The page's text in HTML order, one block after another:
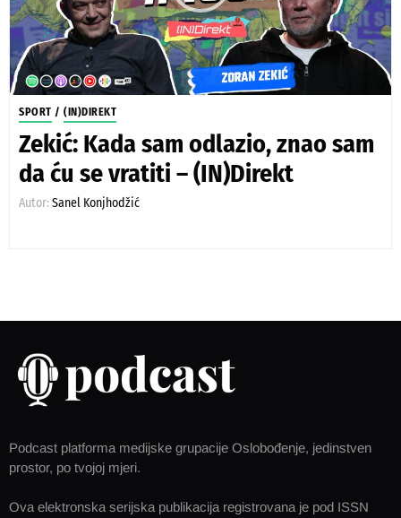
SPORT / (IN)DIREKT
Zekić: Kada sam odlazio, znao sam
da ću se vratiti – (IN)Direkt
Autor: Sanel Konjhodžić
Podcast platforma medijske grupacije Oslobođenje, jedinstven
prostor, po tvojoj mjeri.
Ova elektronska serijska publikacija registrovana je pod ISSN